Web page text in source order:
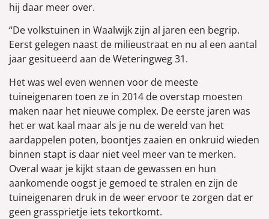
hij daar meer over.
“De volkstuinen in Waalwijk zijn al jaren een begrip.
Eerst gelegen naast de milieustraat en nu al een aantal
jaar gesitueerd aan de Weteringweg 31.
Het was wel even wennen voor de meeste
tuineigenaren toen ze in 2014 de overstap moesten
maken naar het nieuwe complex. De eerste jaren was
het er wat kaal maar als je nu de wereld van het
aardappelen poten, boontjes zaaien en onkruid wieden
binnen stapt is daar niet veel meer van te merken.
Overal waar je kijkt staan de gewassen en hun
aankomende oogst je gemoed te stralen en zijn de
tuineigenaren druk in de weer ervoor te zorgen dat er
geen grassprietje iets tekortkomt.